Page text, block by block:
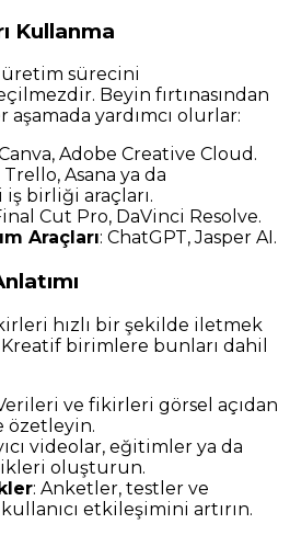
Kullanma
üretim sürecini
Beyin fırtınasından
yardımcı olurlar:
Adobe Creative Cloud.
Trello, Asana ya da
iş birliği araçları.
Cut Pro, DaVinci Resolve.
Araçları: ChatGPT, Jasper AI.
hızlı bir şekilde iletmek
birimlere bunları dahil
ve fikirleri görsel açıdan
özetleyin.
videolar, eğitimler ya da
oluşturun.
: Anketler, testler ve
etkileşimini artırın.